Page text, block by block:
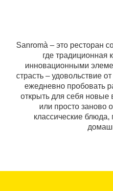
Sanromà – это ресторан
где традиционная
инновационными
страсть – удовольствие
ежедневно пробовать
открыть для себя новые
или просто заново
классические